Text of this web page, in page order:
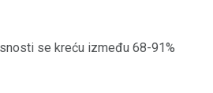
se kreću između 68-91%